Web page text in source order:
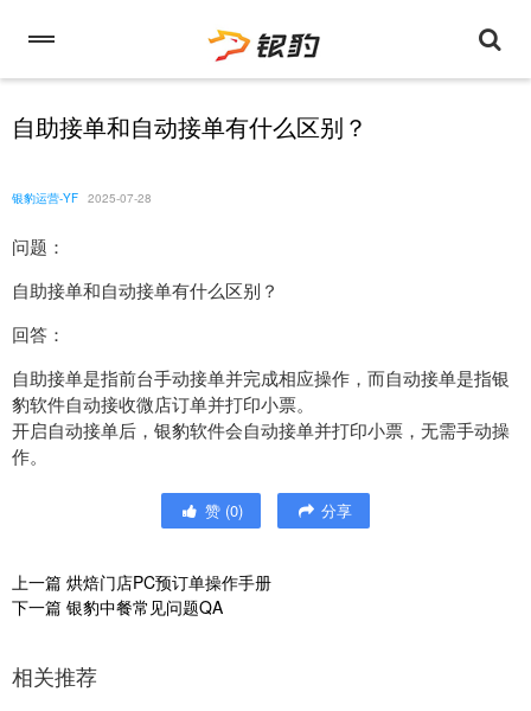
自助接单和自动接单有什么区别？
银豹运营-YF 2025-07-28
问题：
自助接单和自动接单有什么区别？
回答：
自助接单是指前台手动接单并完成相应操作，而自动接单是指银
豹软件自动接收微店订单并打印小票。
开启自动接单后，银豹软件会自动接单并打印小票，无需手动操
作。
赞 (0) 分享
上一篇 烘焙门店PC预订单操作手册
下一篇 银豹中餐常见问题QA
相关推荐